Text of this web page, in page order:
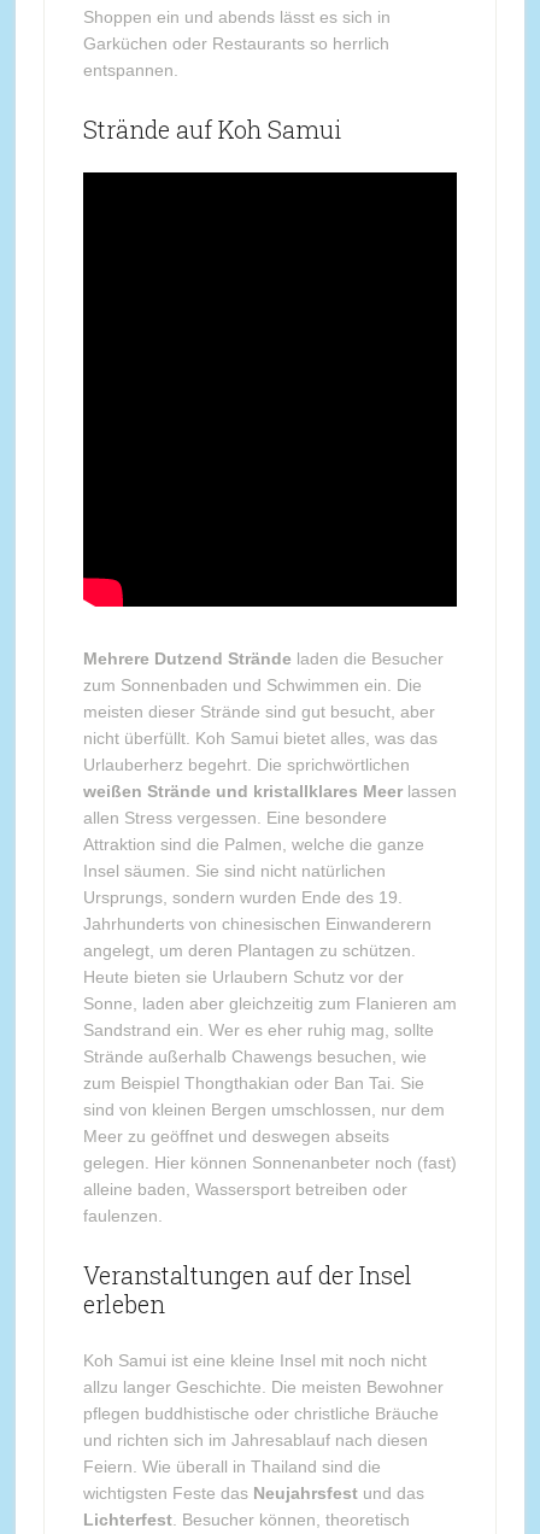
Shoppen ein und abends lässt es sich in
Garküchen oder Restaurants so herrlich
entspannen.
Strände auf Koh Samui
Mehrere Dutzend Strände laden die Besucher
zum Sonnenbaden und Schwimmen ein. Die
meisten dieser Strände sind gut besucht, aber
nicht überfüllt. Koh Samui bietet alles, was das
Urlauberherz begehrt. Die sprichwörtlichen
weißen Strände und kristallklares Meerlassen
allen Stress vergessen. Eine besondere
Attraktion sind die Palmen, welche die ganze
Insel säumen. Sie sind nicht natürlichen
Ursprungs, sondern wurden Ende des 19.
Jahrhunderts von chinesischen Einwanderern
angelegt, um deren Plantagen zu schützen.
Heute bieten sie Urlaubern Schutz vor der
Sonne, laden aber gleichzeitig zum Flanieren am
Sandstrand ein. Wer es eher ruhig mag, sollte
Strände außerhalb Chawengs besuchen, wie
zum Beispiel Thongthakian oder Ban Tai. Sie
sind von kleinen Bergen umschlossen, nur dem
Meer zu geöffnet und deswegen abseits
gelegen. Hier können Sonnenanbeter noch (fast)
alleine baden, Wassersport betreiben oder
faulenzen.
Veranstaltungen auf der Insel
erleben
Koh Samui ist eine kleine Insel mit noch nicht
allzu langer Geschichte. Die meisten Bewohner
pflegen buddhistische oder christliche Bräuche
und richten sich im Jahresablauf nach diesen
Feiern. Wie überall in Thailand sind die
wichtigsten Feste das Neujahrsfestund das
Lichterfest. Besucher können, theoretisch